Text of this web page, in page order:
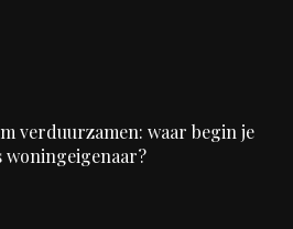
verduurzamen: waar begin je
woningeigenaar?